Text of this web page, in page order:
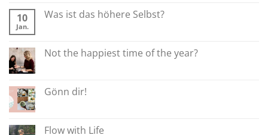
10
Jan.
Was ist das höhere Selbst?
Not the happiest time of the year?
Gönn dir!
Flow with Life